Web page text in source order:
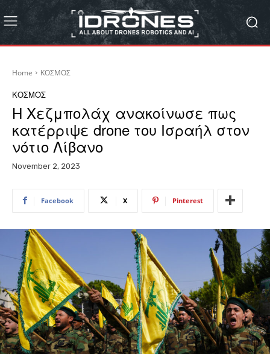
Home ΚΟΣΜΟΣ
ΚΟΣΜΟΣ
Η Χεζμπολάχ ανακοίνωσε πως
κατέρριψε drone του Ισραήλ στον
νότιο Λίβανο
November 2, 2023
Facebook X Pinterest